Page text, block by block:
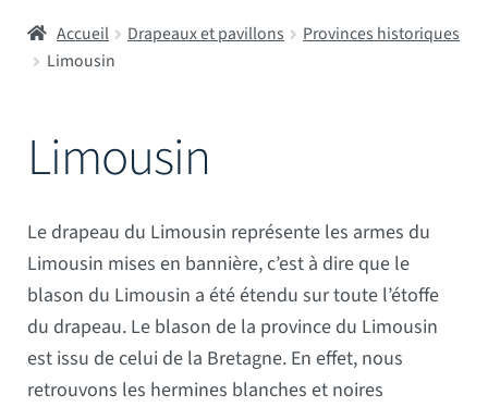
Écoles
Mâts
Accueil Drapeaux et pavillons
Provinces historiques
Limousin
Limousin
Le drapeau du Limousin représente les armes du
Limousin mises en bannière, c’est à dire que le
blason du Limousin a été étendu sur toute l’étoffe
du drapeau. Le blason de la province du Limousin
est issu de celui de la Bretagne. En effet, nous
retrouvons les hermines blanches et noires